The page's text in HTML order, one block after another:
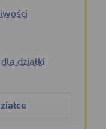
działki